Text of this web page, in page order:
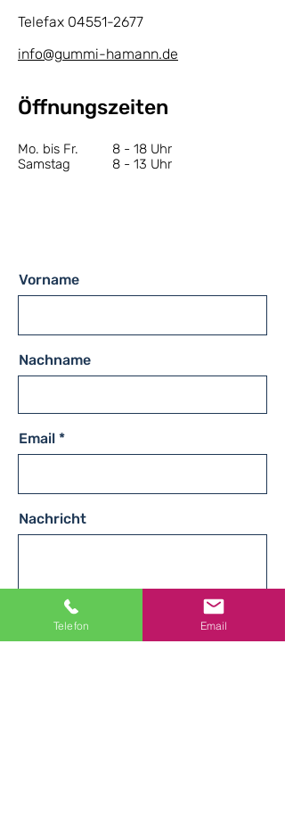
Telefax 04551-2677
​info@gummi-hamann.de
Öffnungszeiten
Mo. bis Fr.
Samstag
8 - 18 Uhr
8 - 13 Uhr
Vorname
Nachname
Email
Nachricht
Telefon Email